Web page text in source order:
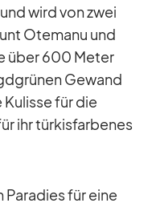
wird von zwei
Otemanu und
über 600 Me­ter
Ge­wand
für die
ihr tür­kis­far­be­nes
Pa­ra­dies für eine